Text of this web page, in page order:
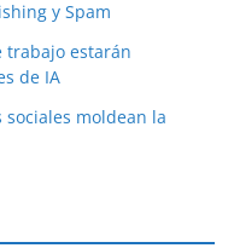
y Spam
trabajo estarán
de IA
sociales moldean la